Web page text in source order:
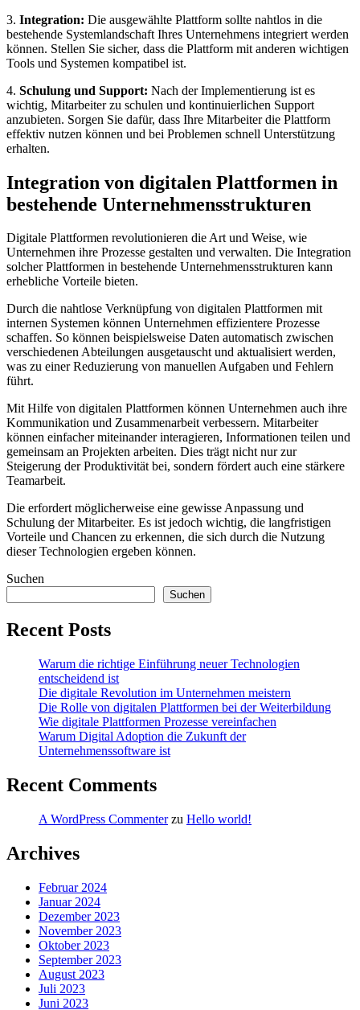
3. Integration: Die ausgewählte ‌Plattform sollte⁤ nahtlos⁢ in die
bestehende Systemlandschaft Ihres Unternehmens integriert werden
können. Stellen Sie​ sicher, ⁢dass die⁣ Plattform mit​ anderen wichtigen
Tools und⁤ Systemen kompatibel ist.
4. Schulung und​ Support: Nach der Implementierung‌ ist es
wichtig, ​Mitarbeiter zu schulen und​ kontinuierlichen Support
anzubieten. Sorgen Sie dafür, dass Ihre ⁣Mitarbeiter die Plattform
effektiv nutzen können und bei Problemen schnell Unterstützung
erhalten.
Integration von digitalen Plattformen in
bestehende ⁢Unternehmensstrukturen
Digitale Plattformen revolutionieren die Art und⁢ Weise, ⁢wie​
Unternehmen ‌ihre⁣ Prozesse gestalten und verwalten. Die Integration
solcher⁢ Plattformen in bestehende Unternehmensstrukturen ‌kann
erhebliche Vorteile bieten.
Durch die ⁤nahtlose Verknüpfung von ​digitalen Plattformen⁢ mit
internen Systemen können Unternehmen effizientere Prozesse ​
schaffen. So können beispielsweise Daten automatisch zwischen⁤
verschiedenen Abteilungen‍ ausgetauscht und aktualisiert werden,
was zu einer Reduzierung von manuellen Aufgaben und Fehlern
führt.
Mit Hilfe ⁢von digitalen Plattformen können Unternehmen auch ihre
Kommunikation und‍ Zusammenarbeit verbessern. ⁤Mitarbeiter
können einfacher miteinander interagieren, ​Informationen teilen​ und
gemeinsam an Projekten arbeiten. Dies trägt‍ nicht nur zur
Steigerung der Produktivität bei, ⁤sondern fördert auch⁣ eine stärkere
Teamarbeit.
Die erfordert möglicherweise eine gewisse Anpassung⁤ und⁣
Schulung‌ der Mitarbeiter. Es ‌ist jedoch wichtig, die langfristigen
Vorteile und Chancen ‍zu erkennen,‍ die sich durch die⁣ Nutzung
⁢dieser Technologien ⁤ergeben können.
Suchen
Suchen
Recent Posts
Warum die richtige Einführung neuer Technologien
entscheidend ist
Die digitale Revolution im Unternehmen meistern
Die Rolle von digitalen Plattformen bei der Weiterbildung
Wie digitale Plattformen Prozesse vereinfachen
Warum Digital Adoption die Zukunft der
Unternehmenssoftware ist
Recent Comments
A WordPress Commenterzu Hello world!
Archives
Februar 2024
Januar 2024
Dezember 2023
November 2023
Oktober 2023
September 2023
August 2023
Juli 2023
Juni 2023